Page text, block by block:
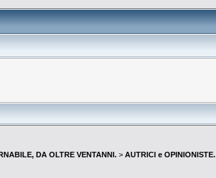
DA OLTRE VENTANNI. > AUTRICI e OPINIONISTE.